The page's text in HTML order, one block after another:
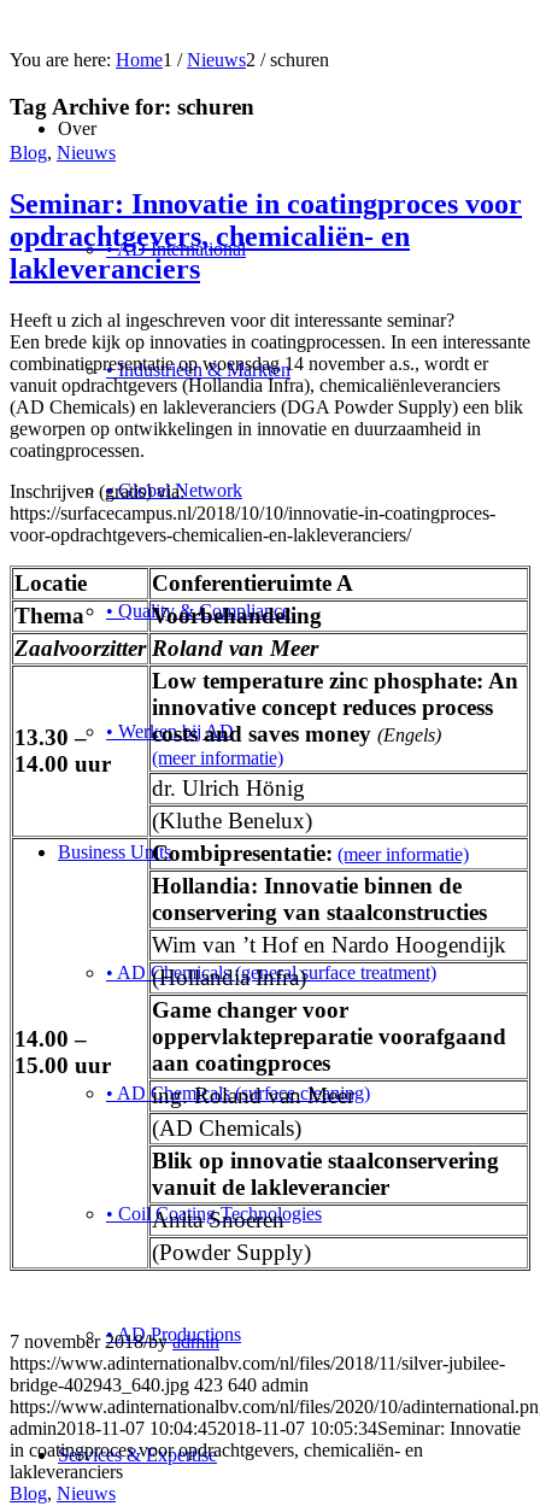
Over
• AD International
• Industrieën & Markten
• Global Network
• Quality & Compliance
• Werken bij AD
Business Units
• AD Chemicals (general surface treatment)
• AD Chemicals (surface cleaning)
• Coil Coating Technologies
• AD Productions
Services & Expertise
You are here: Home1 / Nieuws2 / schuren
Tag Archive for: schuren
Blog, Nieuws
Seminar: Innovatie in coatingproces voor
opdrachtgevers, chemicaliën- en
lakleveranciers
Heeft u zich al ingeschreven voor dit interessante seminar?
Een brede kijk op innovaties in coatingprocessen. In een interessante
combinatiepresentatie op woensdag 14 november a.s., wordt er
vanuit opdrachtgevers (Hollandia Infra), chemicaliënleveranciers
(AD Chemicals) en lakleveranciers (DGA Powder Supply) een blik
geworpen op ontwikkelingen in innovatie en duurzaamheid in
coatingprocessen.
Inschrijven (gratis) via:
https://surfacecampus.nl/2018/10/10/innovatie-in-coatingproces-
voor-opdrachtgevers-chemicalien-en-lakleveranciers/
Locatie
Conferentieruimte A
Thema
Voorbehandeling
Zaalvoorzitter Roland van Meer
13.30 –
14.00 uur
Low temperature zinc phosphate: An
innovative concept reduces process
costs and saves money (Engels)
(meer informatie)
dr. Ulrich Hönig
(Kluthe Benelux)
14.00 –
15.00 uur
Combipresentatie: (meer informatie)
Hollandia: Innovatie binnen de
conservering van staalconstructies
Wim van ’t Hof en Nardo Hoogendijk
(Hollandia Infra)
Game changer voor
oppervlaktepreparatie voorafgaand
aan coatingproces
ing. Roland van Meer
(AD Chemicals)
Blik op innovatie staalconservering
vanuit de lakleverancier
Anita Snoeren
(Powder Supply)
7 november 2018/byadmin
https://www.adinternationalbv.com/nl/files/2018/11/silver-jubilee-
bridge-402943_640.jpg 423 640 admin
https://www.adinternationalbv.com/nl/files/2020/10/
admin2018-11-07 10:04:452018-11-07 10:05:34Seminar: Innovatie
in coatingproces voor opdrachtgevers, chemicaliën- en
lakleveranciers
Blog, Nieuws